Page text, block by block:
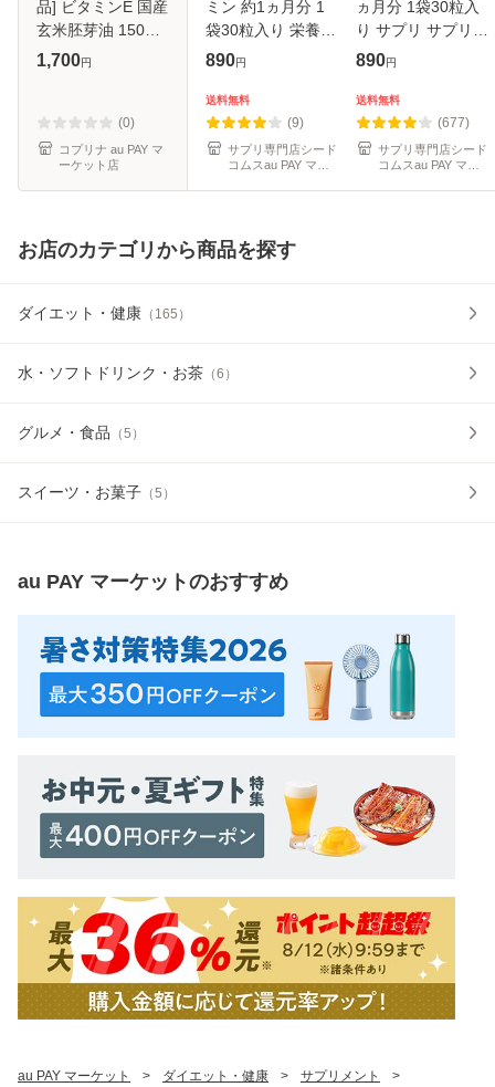
品] ビタミンE 国産
玄米胚芽油 150粒
1袋150日分
1,700円
(0)
コプリナ au PAY マ
ーケット店
ミン 約1ヵ月分 1
袋30粒入り 栄養機
能食品 サプリ サプ
890円
送料無料
(9)
サプリ専門店シード
コムスau PAY マー
ヵ月分 1袋30粒入
り サプリ サプリメ
ント アントシアニ
品
890円
送料無料
(677)
サプリ専門店シード
コムスau PAY マー
お店のカテゴリから商品を探す
ダイエット・健康 （ 165 ）
水・ソフトドリンク・お茶 （6 ）
グルメ・食品 （5 ）
スイーツ・お菓子 （5 ）
au PAY マーケットのおすすめ
au PAY マーケット > ダイエット・健康 > サプリメント
>